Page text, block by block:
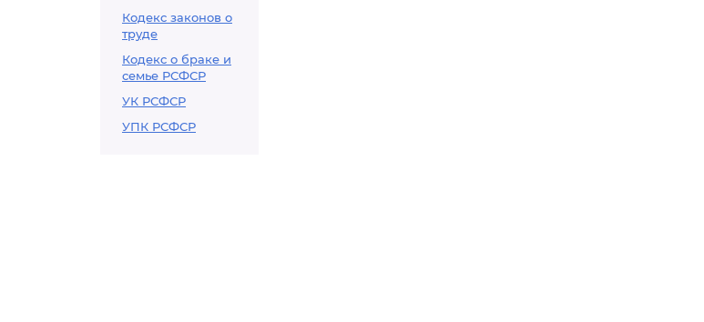
Кодекс законов о
труде
Кодекс о браке и
семье РСФСР
УК РСФСР
УПК РСФСР